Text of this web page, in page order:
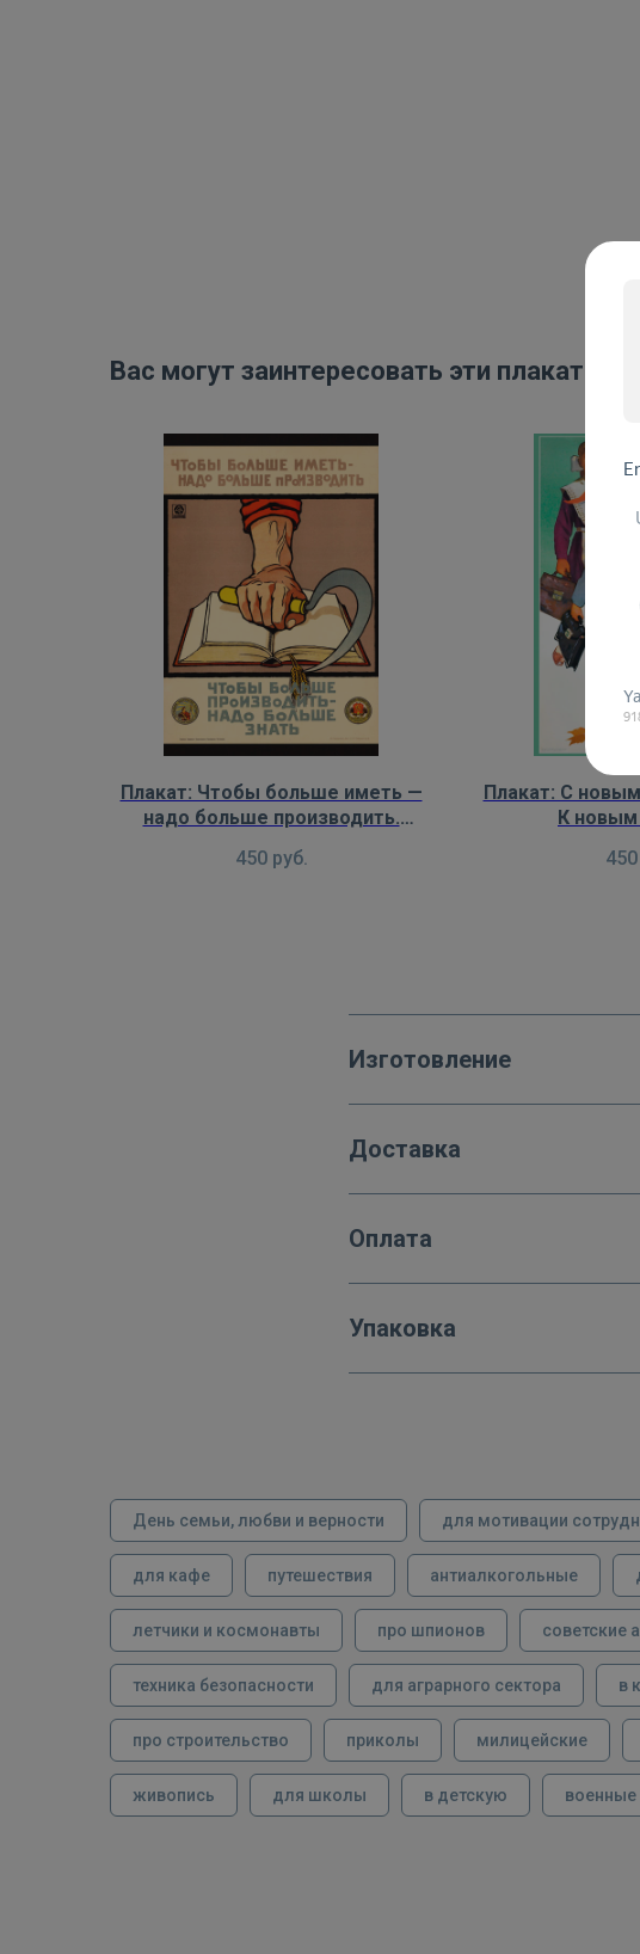
Вас могут заинтересовать эти плакаты:
Плакат: Чтобы больше иметь —
надо больше производить.
надо больше знать
450 руб.
Плакат: С
К новым
450
Изготовление
Доставка
Оплата
Упаковка
День семьи, любви и верности для мотивации
для кафе путешествия антиалкогольные
летчики и космонавты про шпионов советские
техника безопасности для аграрного сектора в
про строительство приколы милицейские
живопись для школы в детскую военные